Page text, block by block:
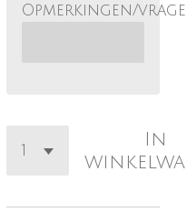
Opmerkingen/
In